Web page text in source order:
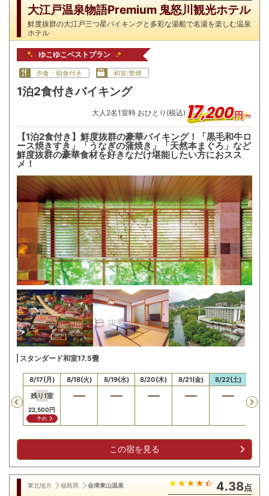
大江戸温泉物語Premium 鬼怒川観光ホテル
鮮度抜群の大江戸三つ星バイキングと多彩な湯船で名湯を楽しむ温泉
ホテル
ゆこゆこベストプラン
夕食・朝食付き 和室:禁煙
1泊2食付きバイキング
大人 2名1室時 おひとり(税込)17,200円～
【1泊2食付き】鮮度抜群の豪華バイキング！「黒毛和牛ロ
ース焼きすき」「うなぎの蒲焼き」「天然本まぐろ」など
鮮度抜群の豪華食材を好きなだけ堪能したい方におスス
メ！
スタンダード和室17.5畳
Previous
8/17(月)
残り1室
22,500円
予約
8/18(火) 8/19(水) 8/20(木) 8/21(金) 8/22(土)
この宿を見る
東北地方 福島県 会津東山温泉 4.38点